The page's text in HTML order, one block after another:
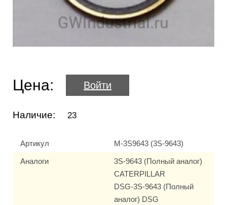
Цена: Войти
Наличие: 23
Артикул M-3S9643 (3S-9643)
Аналоги
3S-9643 (Полный аналог)
CATERPILLAR
DSG-3S-9643 (Полный
аналог) DSG